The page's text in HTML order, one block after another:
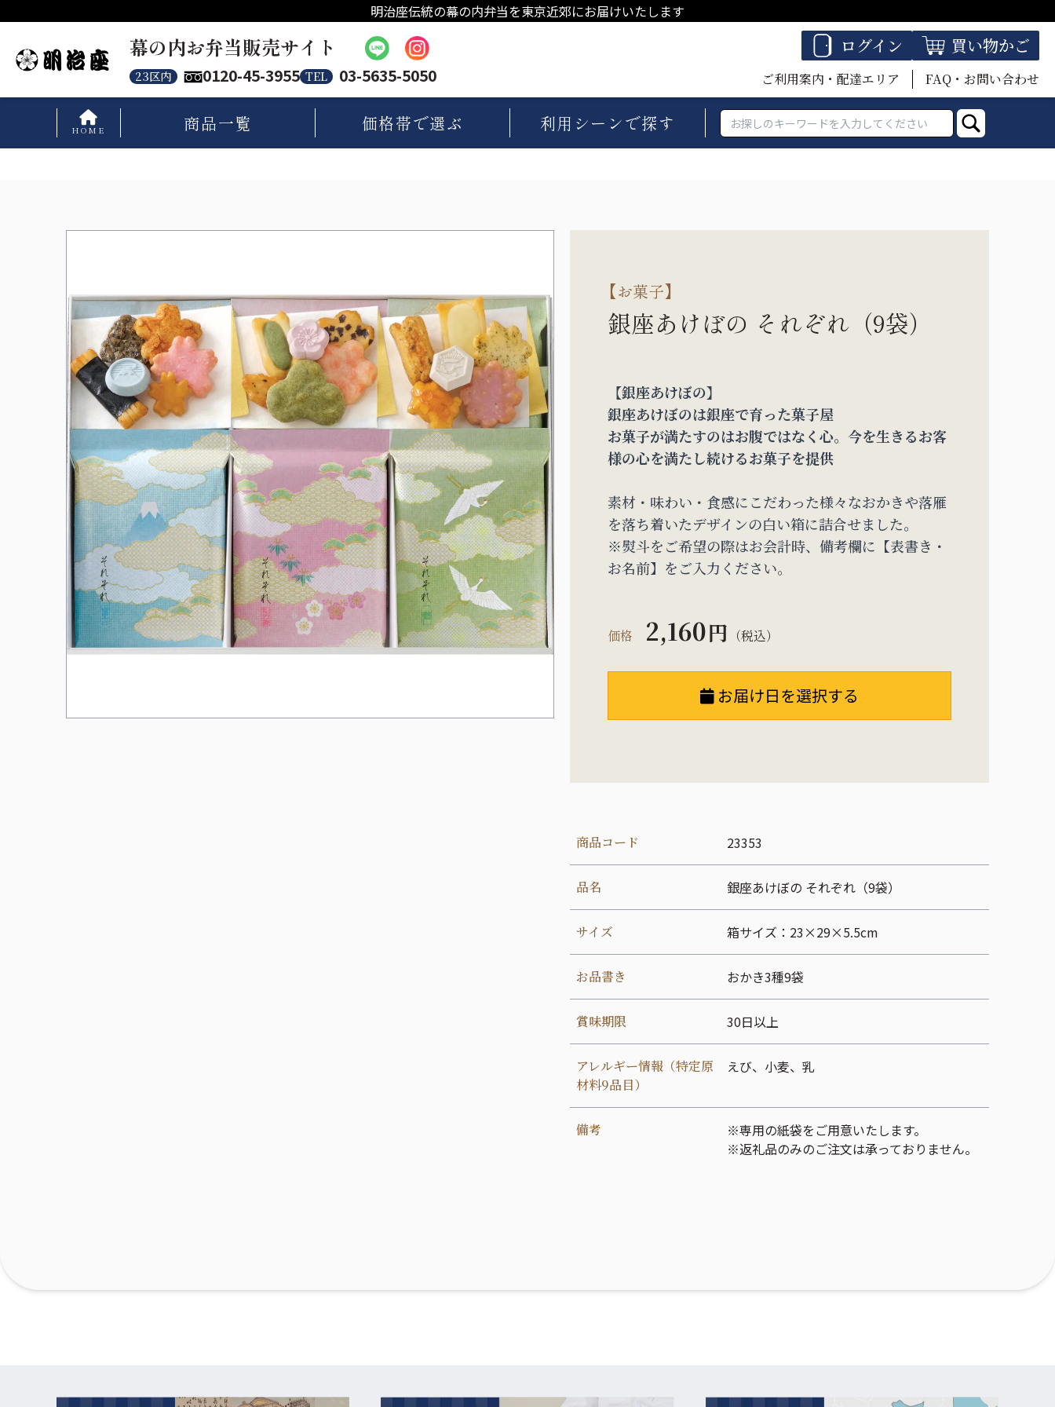
明治座伝統の幕の内弁当を東京近郊にお届けいたします
幕の内お弁当販売サイト
23区内 0120-45-3955 TEL 03-5635-5050
ログイン 買い物かご
ご利用案内・配達エリア FAQ・お問い合わせ
HOME 商品一覧 価格帯で選ぶ 利用シーンで探す
【お菓子】
銀座あけぼの それぞれ（9袋）
【銀座あけぼの】
銀座あけぼのは銀座で育った菓子屋
お菓子が満たすのはお腹ではなく心。今を生きるお客
様の心を満たし続けるお菓子を提供
素材・味わい・食感にこだわった様々なおかきや落雁
を落ち着いたデザインの白い箱に詰合せました。
※熨斗をご希望の際はお会計時、備考欄に【表書き・
お名前】をご入力ください。
価格 2,160円 （税込）
お届け日を選択する
商品コード 23353
品名 銀座あけぼの それぞれ（9袋）
サイズ 箱サイズ：23×29×5.5cm
お品書き おかき3種9袋
賞味期限 30日以上
アレルギー情報（特定原
材料9品目）
えび、小麦、乳
備考
※専用の紙袋をご用意いたします。
※返礼品のみのご注文は承っておりません。